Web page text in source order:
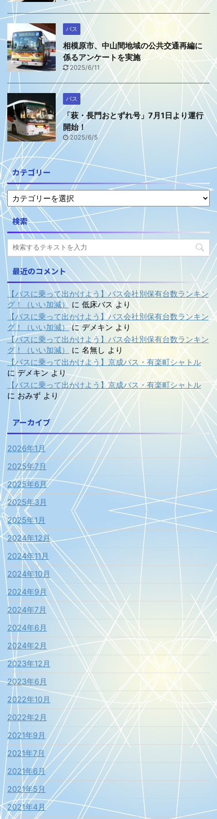
バス
相模原市、中山間地域の公共交通再編に
係るアンケートを実施
2025/6/11
バス
「萩・長門おとずれ号」7月1日より運行
開始！
2025/6/5
カテゴリー
検索
最近のコメント
【バスに乗って出かけよう】バス会社別保有台数ランキン
グ！（いい加減） に 低床バスより
【バスに乗って出かけよう】バス会社別保有台数ランキン
グ！（いい加減）にデメキンより
【バスに乗って出かけよう】バス会社別保有台数ランキン
グ！（いい加減）
に 名無し より
【バスに乗って出かけよう】京成バス・有楽町シャトル
にデメキンより
【バスに乗って出かけよう】京成バス・有楽町シャトル
に おみず より
アーカイブ
2026年1月
2025年7月
2025年6月
2025年3月
2025年1月
2024年12月
2024年11月
2024年10月
2024年9月
2024年7月
2024年6月
2024年2月
2023年12月
2023年6月
2022年10月
2022年2月
2021年9月
2021年7月
2021年6月
2021年5月
2021年4月